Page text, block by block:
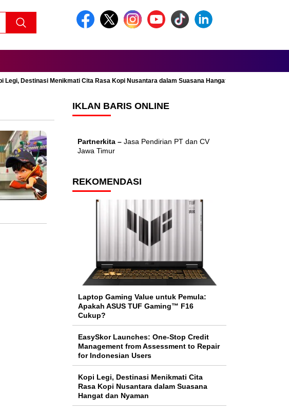
Legi, Destinasi Menikmati Cita Rasa Kopi Nusantara dalam Suasana Hangat dan Nyaman
IKLAN BARIS ONLINE
Partnerkita – Jasa Pendirian PT dan CV
Jawa Timur
REKOMENDASI
Laptop Gaming Value untuk Pemula:
Apakah ASUS TUF Gaming™ F16
Cukup?
EasySkor Launches: One-Stop Credit
Management from Assessment to Repair
for Indonesian Users
Kopi Legi, Destinasi Menikmati Cita
Rasa Kopi Nusantara dalam Suasana
Hangat dan Nyaman